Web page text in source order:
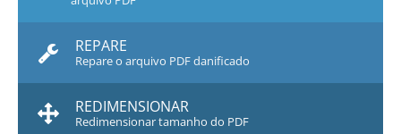
REPARE
Repare o arquivo PDF danificado
REDIMENSIONAR
Redimensionar tamanho do PDF